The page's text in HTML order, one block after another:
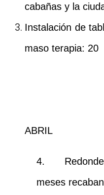
cabañas y la
Instalación de
maso terapia: 20
ABRIL
4.
meses